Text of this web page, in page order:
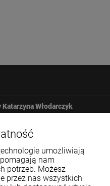
Włodarczyk
25 82
umożliwiają
nam
potrzeb. Możesz
przez nas wszystkich